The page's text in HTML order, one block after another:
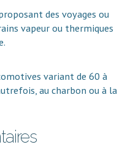
des voyages ou
vapeur ou thermiques
variant de 60 à
au charbon ou à la